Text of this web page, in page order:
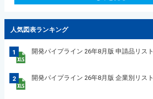
人気図表ランキング
1 開発パイプライン 26年8月版 申請品リスト
2 開発パイプライン 26年8月版 企業別リスト